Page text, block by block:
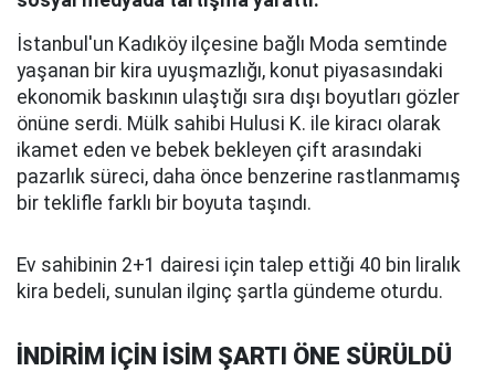
İstanbul'un Kadıköy ilçesine bağlı Moda semtinde
yaşanan bir kira uyuşmazlığı, konut piyasasındaki
ekonomik baskının ulaştığı sıra dışı boyutları gözler
önüne serdi. Mülk sahibi Hulusi K. ile kiracı olarak
ikamet eden ve bebek bekleyen çift arasındaki
pazarlık süreci, daha önce benzerine rastlanmamış
bir teklifle farklı bir boyuta taşındı.
Ev sahibinin 2+1 dairesi için talep ettiği 40 bin liralık
kira bedeli, sunulan ilginç şartla gündeme oturdu.
İNDİRİM İÇİN İSİM ŞARTI ÖNE SÜRÜLDÜ